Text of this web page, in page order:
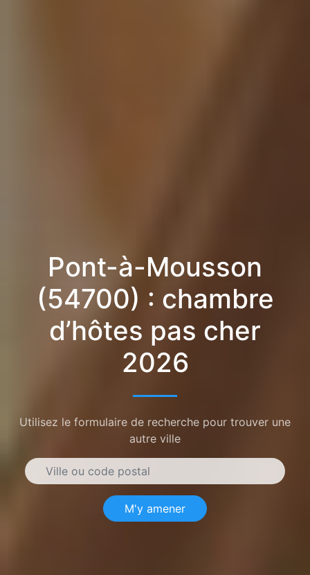
Pont-à-Mousson
(54700) : chambre
d’hôtes pas cher
2026
Utilisez le formulaire de recherche pour trouver une
autre ville
M'y amener